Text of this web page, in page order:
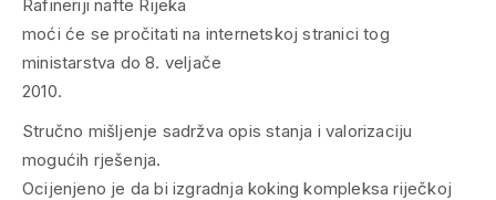
Rafineriji nafte Rijeka
moći će se pročitati na internetskoj stranici tog
ministarstva do 8. veljače
2010.
Stručno mišljenje sadržva opis stanja i valorizaciju
mogućih rješenja.
Ocijenjeno je da bi izgradnja koking kompleksa riječkoj